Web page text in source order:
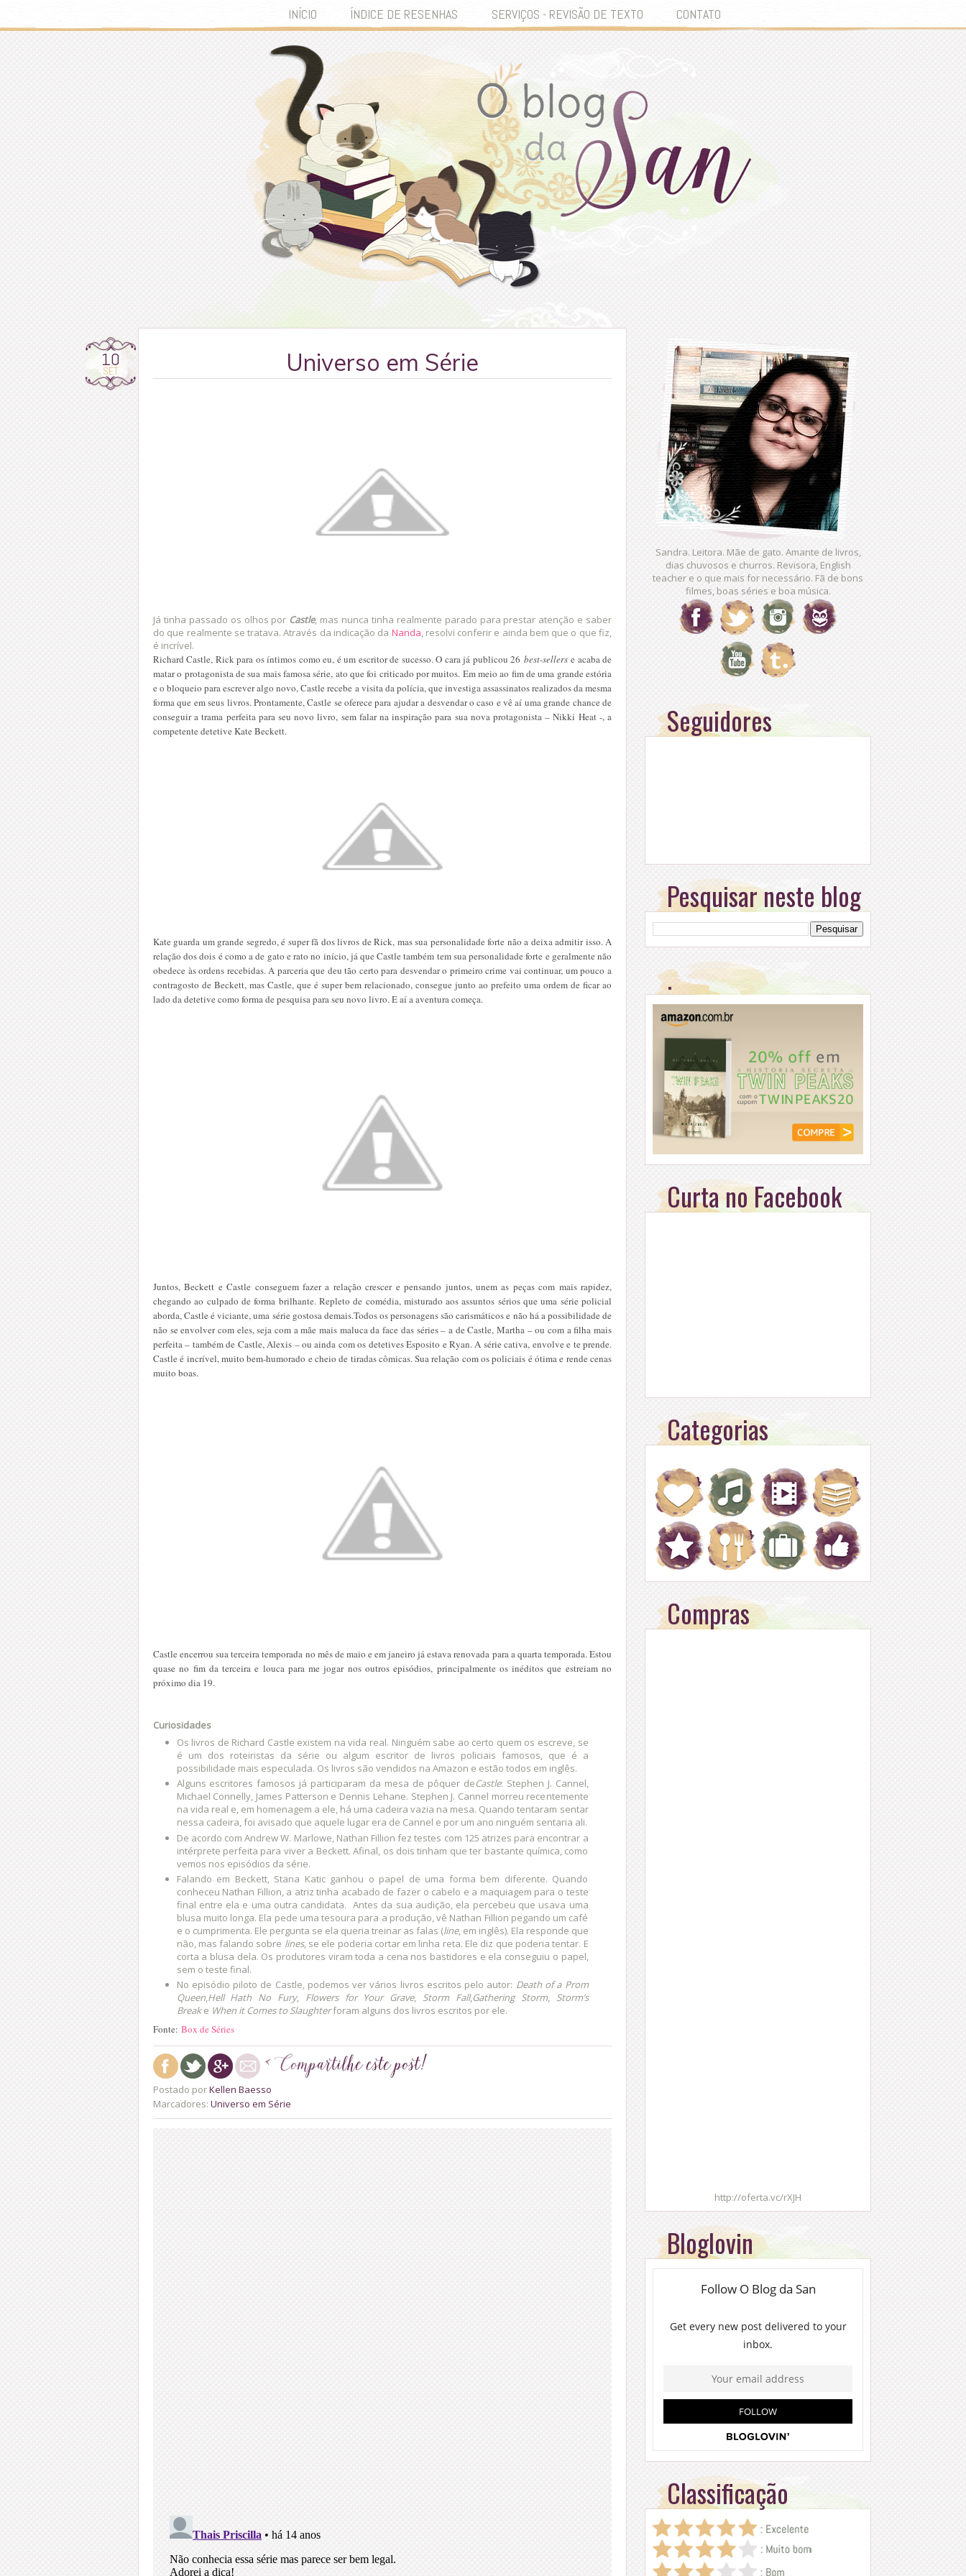
INÍCIO ÍNDICE DE RESENHAS SERVIÇOS - REVISÃO DE TEXTO CONTATO
10
SET Universo em Série
Já tinha passado os olhos por Castle, mas nunca tinha realmente parado para prestar atenção e saber
do que realmente se tratava. Através da indicação da Nanda , resolvi conferir e ainda bem que o que fiz,
é incrível.
Richard Castle, Rick para os íntimos como eu, é um escritor de sucesso. O cara já publicou 26 best-sellers­e acaba de
matar o protagonista de sua mais famosa série, ato que foi criticado por muitos. Em meio ao fim de uma grande estória
e o bloqueio para escrever algo novo, Castle recebe a visita da polícia, que investiga assassinatos realizados da mesma
forma que em seus livros. Prontamente, Castle se oferece para ajudar a desvendar o caso e vê aí uma grande chance de
conseguir a trama perfeita para seu novo livro, sem falar na inspiração para sua nova protagonista – Nikki Heat -, a
competente detetive Kate Beckett.
Kate guarda um grande segredo, é super fã dos livros de Rick, mas sua personalidade forte não a deixa admitir isso. A
relação dos dois é como a de gato e rato no início, já que Castle também tem sua personalidade forte e geralmente não
obedece às ordens recebidas. A parceria que deu tão certo para desvendar o primeiro crime vai continuar, um pouco a
contragosto de Beckett, mas Castle, que é super bem relacionado, consegue junto ao prefeito uma ordem de ficar ao
lado da detetive como forma de pesquisa para seu novo livro. E aí a aventura começa.
Juntos, Beckett e Castle conseguem fazer a relação crescer e pensando juntos, unem as peças com mais rapidez,
chegando ao culpado de forma brilhante. Repleto de comédia, misturado aos assuntos sérios que uma série policial
aborda, Castle é viciante, uma série gostosa demais.Todos os personagens são carismáticos e não há a possibilidade de
não se envolver com eles, seja com a mãe mais maluca da face das séries – a de Castle, Martha – ou com a filha mais
perfeita – também de Castle, Alexis – ou ainda com os detetives Esposito e Ryan. A série cativa, envolve e te prende.
Castle é incrível, muito bem-humorado e cheio de tiradas cômicas. Sua relação com os policiais é ótima e rende cenas
muito boas.
Castle encerrou sua terceira temporada no mês de maio e em janeiro já estava renovada para a quarta temporada. Estou
quase no fim da terceira e louca para me jogar nos outros episódios, principalmente os inéditos que estreiam no
próximo dia 19.
Curiosidades
Os livros de Richard Castle existem na vida real. Ninguém sabe ao certo quem os escreve, se
é um dos roteiristas da série ou algum escritor de livros policiais famosos, que é a
possibilidade mais especulada. Os livros são vendidos na Amazon e estão todos em inglês.
Alguns escritores famosos já participaram da mesa de pôquer deCastle: Stephen J. Cannel,
Michael Connelly, James Patterson e Dennis Lehane. Stephen J. Cannel morreu recentemente
na vida real e, em homenagem a ele, há uma cadeira vazia na mesa. Quando tentaram sentar
nessa cadeira, foi avisado que aquele lugar era de Cannel e por um ano ninguém sentaria ali.
De acordo com Andrew W. Marlowe, Nathan Fillion fez testes com 125 atrizes para encontrar a
intérprete perfeita para viver a Beckett. Afinal, os dois tinham que ter bastante química, como
vemos nos episódios da série.
Falando em Beckett, Stana Katic ganhou o papel de uma forma bem diferente. Quando
conheceu Nathan Fillion, a atriz tinha acabado de fazer o cabelo e a maquiagem para o teste
final entre ela e uma outra candidata. Antes da sua audição, ela percebeu que usava uma
blusa muito longa. Ela pede uma tesoura para a produção, vê Nathan Fillion pegando um café
e o cumprimenta. Ele pergunta se ela queria treinar as falas (line, em inglês). Ela responde que
não, mas falando sobre lines, se ele poderia cortar em linha reta. Ele diz que poderia tentar. E
corta a blusa dela. Os produtores viram toda a cena nos bastidores e ela conseguiu o papel,
sem o teste final.
No episódio piloto de Castle, podemos ver vários livros escritos pelo autor: Death of a Prom
Queen,Hell Hath No Fury, Flowers for Your Grave, Storm Fall,Gathering Storm, Storm’s
Breake When it Comes to Slaughterforam alguns dos livros escritos por ele.
Fonte: Box de Séries
Postado porKellen Baesso
Marcadores: Universo em Série
Sandra. Leitora. Mãe de gato. Amante de livros,
dias chuvosos e churros. Revisora, English
teacher e o que mais for necessário. Fã de bons
filmes, boas séries e boa música.
Seguidores
Pesquisar neste blog
.
Curta no Facebook
Categorias
Compras
http://oferta.vc/rXJH
Bloglovin
Classificação